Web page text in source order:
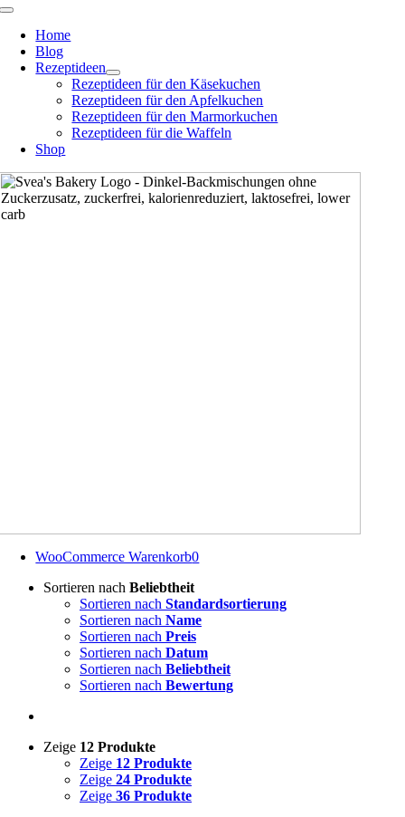
Zum
Inhalt
springen
Toggle
Navigation
Home
Blog
Rezeptideen
Rezeptideen für den Käsekuchen
Rezeptideen für den Apfelkuchen
Rezeptideen für den Marmorkuchen
Rezeptideen für die Waffeln
Shop
WooCommerce Warenkorb0
Sortieren nach Beliebtheit
Sortieren nach Standardsortierung
Sortieren nach Name
Sortieren nach Preis
Sortieren nach Datum
Sortieren nach Beliebtheit
Sortieren nach Bewertung
Zeige 12 Produkte
Zeige 12 Produkte
Zeige 24 Produkte
Zeige 36 Produkte